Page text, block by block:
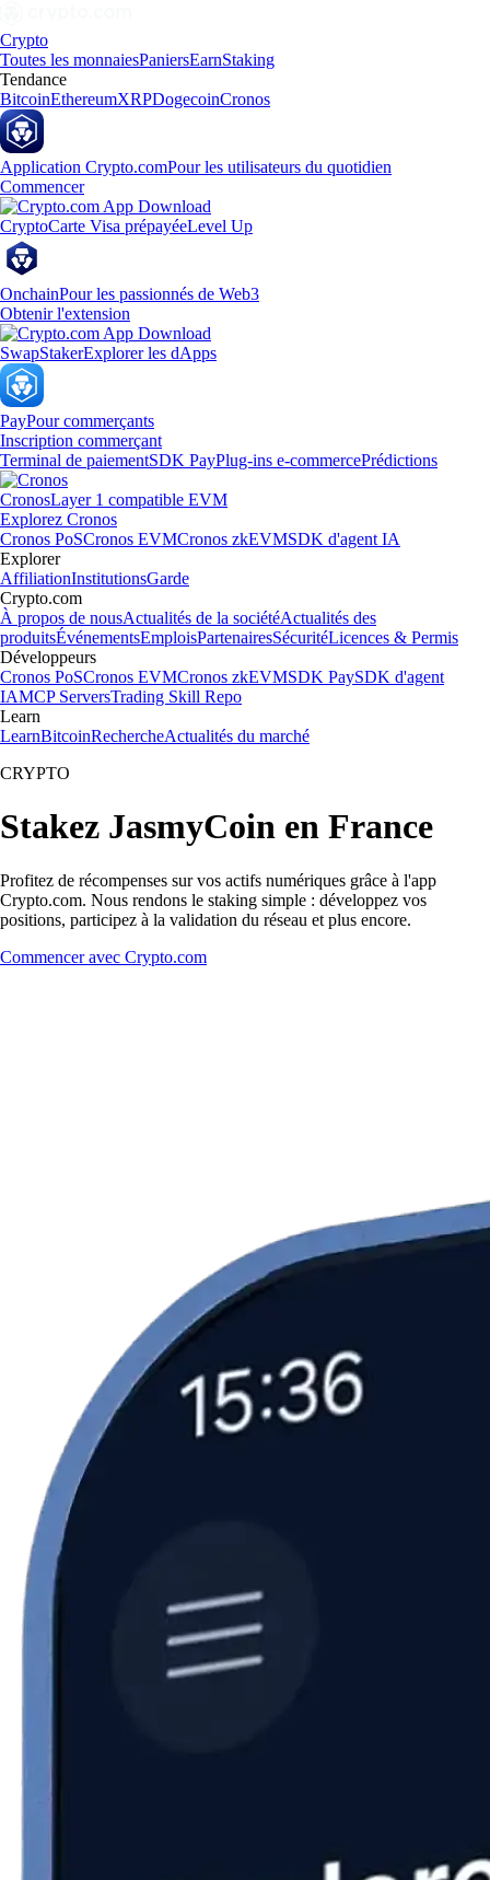
Crypto
Toutes les monnaiesPaniersEarnStaking
Tendance
BitcoinEthereumXRPDogecoinCronos
Application Crypto.comPour les utilisateurs du quotidien
Commencer
CryptoCarte Visa prépayéeLevel Up
OnchainPour les passionnés de Web3
Obtenir l'extension
SwapStakerExplorer les dApps
PayPour commerçants
Inscription commerçant
Terminal de paiementSDK PayPlug-ins e-commercePrédictions
CronosLayer 1 compatible EVM
Explorez Cronos
Cronos PoSCronos EVMCronos zkEVMSDK d'agent IA
Explorer
AffiliationInstitutionsGarde
Crypto.com
À propos de nousActualités de la sociétéActualités des
produitsÉvénementsEmploisPartenairesSécuritéLicences & Permis
Développeurs
Cronos PoSCronos EVMCronos zkEVMSDK PaySDK d'agent
IAMCP ServersTrading Skill Repo
Learn
LearnBitcoinRechercheActualités du marché
CRYPTO
Stakez JasmyCoin en France
Profitez de récompenses sur vos actifs numériques grâce à l'app
Crypto.com. Nous rendons le staking simple : développez vos
positions, participez à la validation du réseau et plus encore.
Commencer avec Crypto.com